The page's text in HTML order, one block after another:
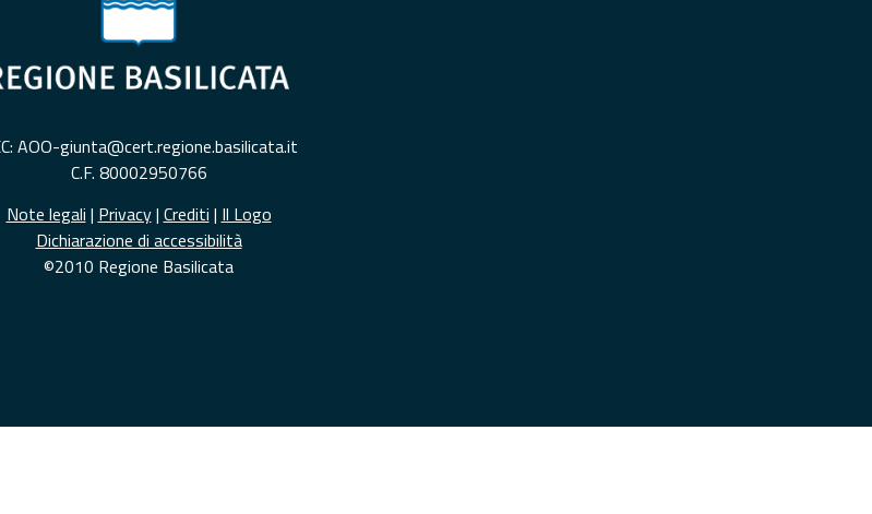
AOO-giunta@cert.regione.basilicata.it
C.F. 80002950766
Note legali | Privacy| Crediti | Il Logo
Dichiarazione di accessibilità
©2010 Regione Basilicata